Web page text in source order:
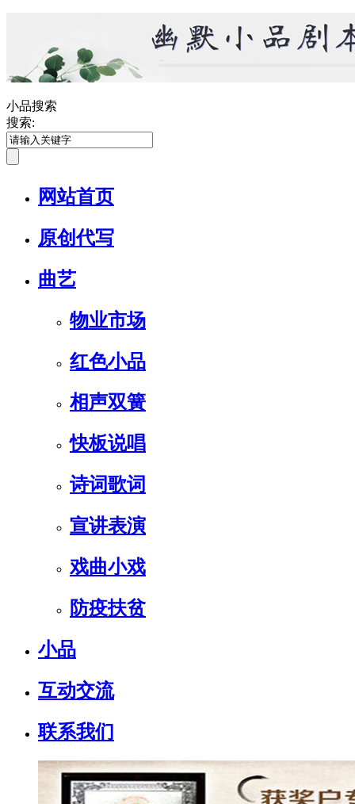
小品搜索
搜索:
网站首页
原创代写
曲艺
物业市场
红色小品
相声双簧
快板说唱
诗词歌词
宣讲表演
戏曲小戏
防疫扶贫
小品
互动交流
联系我们